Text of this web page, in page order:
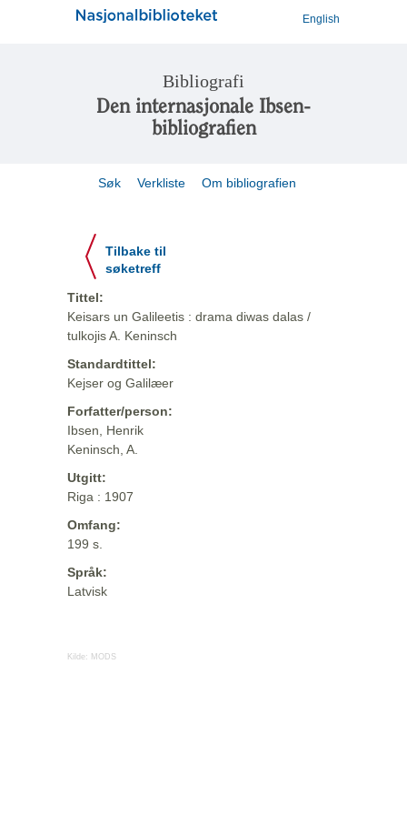
English
Bibliografi
Den internasjonale Ibsen-
bibliografien
Søk Verkliste Om bibliografien
Tilbake til
søketreff
Tittel:
Keisars un Galileetis : drama diwas dalas /
tulkojis A. Keninsch
Standardtittel:
Kejser og Galilæer
Forfatter/person:
Ibsen, Henrik
Keninsch, A.
Utgitt:
Riga : 1907
Omfang:
199 s.
Språk:
Latvisk
Kilde: MODS